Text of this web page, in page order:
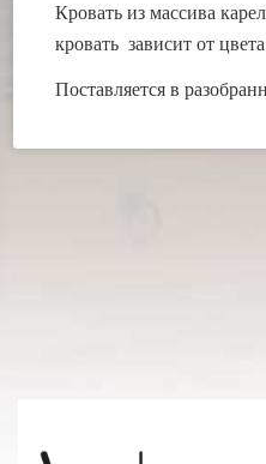
Кровать из массива
кровать зависит от
Поставляется в